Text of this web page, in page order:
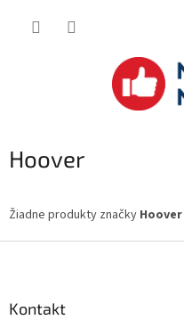
Hoover
Žiadne produkty značky Hoover
Kontakt